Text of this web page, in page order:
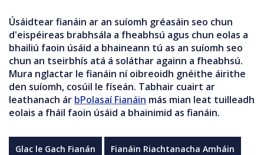
Úsáidtear fianáin ar an suíomh gréasáin seo chun
d'eispéireas brabhsála a fheabhsú agus chun eolas a
bhailiú faoin úsáid a bhaineann tú as an suíomh seo
chun an tseirbhís atá á soláthar againn a fheabhsú.
Mura nglactar le fianáin ní oibreoidh gnéithe áirithe
den suíomh, cosúil le físeán. Tabhair cuairt ar
leathanach ár bPolasaí Fianáin más mian leat tuilleadh
eolais a fháil faoin úsáid a bhainimid as fianáin.
Glac le Gach Fianán Fianáin Riachtanacha Amháin